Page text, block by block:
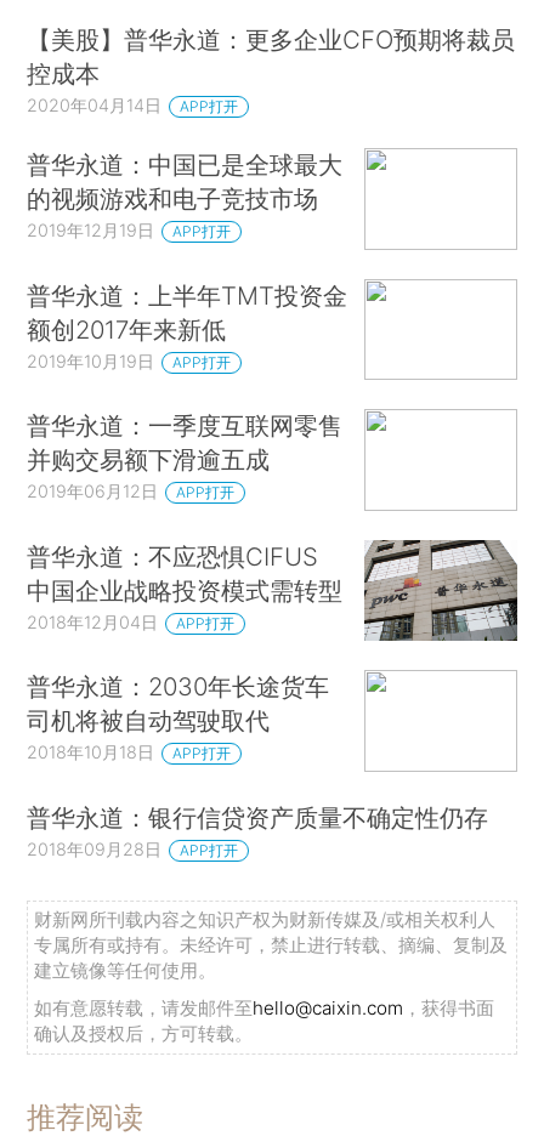
【美股】普华永道：更多企业CFO预期将裁员
控成本
2020年04月14日 APP打开
普华永道：中国已是全球最大
的视频游戏和电子竞技市场
2019年12月19日 APP打开
普华永道：上半年TMT投资金
额创2017年来新低
2019年10月19日 APP打开
普华永道：一季度互联网零售
并购交易额下滑逾五成
2019年06月12日 APP打开
普华永道：不应恐惧CIFUS
中国企业战略投资模式需转型
2018年12月04日 APP打开
普华永道：2030年长途货车
司机将被自动驾驶取代
2018年10月18日 APP打开
普华永道：银行信贷资产质量不确定性仍存
2018年09月28日 APP打开
财新网所刊载内容之知识产权为财新传媒及/或相关权利人
专属所有或持有。未经许可，禁止进行转载、摘编、复制及
建立镜像等任何使用。
如有意愿转载，请发邮件至hello@caixin.com ，获得书面
确认及授权后，方可转载。
推荐阅读